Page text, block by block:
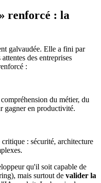
renforcé : la
galvaudée. Elle a fini par
des entreprises
:
du métier, du
gagner en productivité.
: sécurité, architecture
qu'il soit capable de
mais surtout de valider la